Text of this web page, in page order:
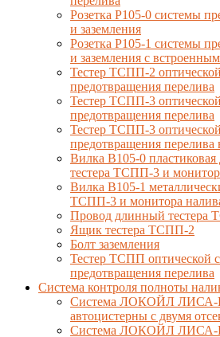
Розетка Р105-0 системы
и заземления
Розетка Р105-1 системы
и заземления с
Тестер ТСПП-2
предотвращения перелива
Тестер ТСПП-3
предотвращения перелива
Тестер ТСПП-3
предотвращения
Вилка В105-0
тестера ТСПП-3 и
Вилка В105-1
ТСПП-3 и монитора
Провод длинный тестера
Ящик тестера ТСПП-2
Болт заземления
Тестер ТСПП оптической
предотвращения перелива
Cистема контроля полноты
Система ЛОКОЙЛ ЛИСА-
автоцистерны с двумя
Система ЛОКОЙЛ ЛИСА-